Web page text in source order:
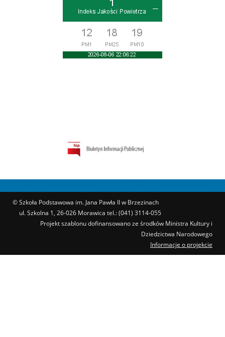
© Szkoła Podstawowa im. Jana Pawła II w Brzezinach
ul. Szkolna 1, 26-026 Morawica tel.: (041) 3114-055
Projekt szablonu dofinansowano ze środków Ministra Kultury i
Dziedzictwa Narodowego
Informacje o projekcie